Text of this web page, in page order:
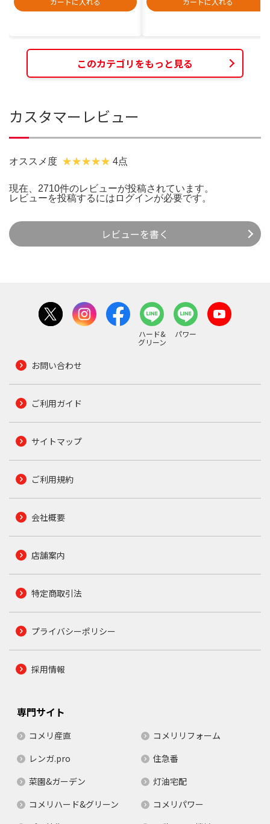
このカテゴリをもっと見る
カスタマーレビュー
オススメ度 4点
現在、2710件のレビューが投稿されています。
レビューを投稿するには ログインが必要です。
レビューを書く
ハード&
グリーン
パワー
お問い合わせ
ご利用ガイド
サイトマップ
ご利用規約
会社概要
店舗案内
特定商取引法
プライバシーポリシー
採用情報
専門サイト
コメリ産直
コメリリフォーム
レンガ.pro
住急番
菜園&ガーデン
灯油宅配
コメリハード&グリーン
コメリパワー